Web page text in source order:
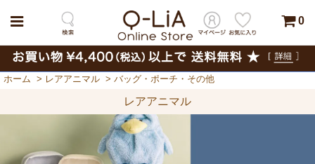
0
ホーム > レアアニマル > バッグ・ポーチ・その他
レアアニマル